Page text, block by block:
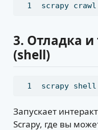
scrapy crawl
3. Отладка и
(shell)
scrapy
Запускает
Scrapy, где вы